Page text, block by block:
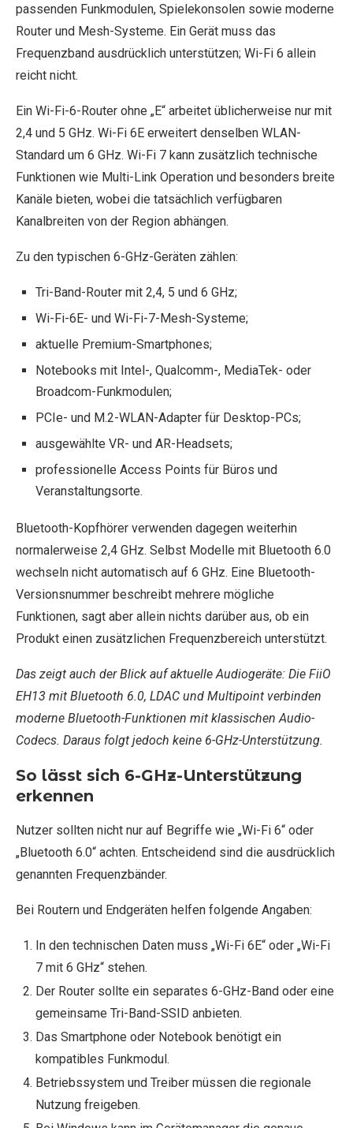
passenden Funkmodulen, Spielekonsolen sowie moderne
Router und Mesh-Systeme. Ein Gerät muss das
Frequenzband ausdrücklich unterstützen; Wi-Fi 6 allein
reicht nicht.
Ein Wi-Fi-6-Router ohne „E“ arbeitet üblicherweise nur mit
2,4 und 5 GHz. Wi-Fi 6E erweitert denselben WLAN-
Standard um 6 GHz. Wi-Fi 7 kann zusätzlich technische
Funktionen wie Multi-Link Operation und besonders breite
Kanäle bieten, wobei die tatsächlich verfügbaren
Kanalbreiten von der Region abhängen.
Zu den typischen 6-GHz-Geräten zählen:
Tri-Band-Router mit 2,4, 5 und 6 GHz;
Wi-Fi-6E- und Wi-Fi-7-Mesh-Systeme;
aktuelle Premium-Smartphones;
Notebooks mit Intel-, Qualcomm-, MediaTek- oder
Broadcom-Funkmodulen;
PCIe- und M.2-WLAN-Adapter für Desktop-PCs;
ausgewählte VR- und AR-Headsets;
professionelle Access Points für Büros und
Veranstaltungsorte.
Bluetooth-Kopfhörer verwenden dagegen weiterhin
normalerweise 2,4 GHz. Selbst Modelle mit Bluetooth 6.0
wechseln nicht automatisch auf 6 GHz. Eine Bluetooth-
Versionsnummer beschreibt mehrere mögliche
Funktionen, sagt aber allein nichts darüber aus, ob ein
Produkt einen zusätzlichen Frequenzbereich unterstützt.
Das zeigt auch der Blick auf aktuelle Audiogeräte: Die FiiO
EH13 mit Bluetooth 6.0, LDAC und Multipoint verbinden
moderne Bluetooth-Funktionen mit klassischen Audio-
Codecs. Daraus folgt jedoch keine 6-GHz-Unterstützung.
So lässt sich 6-GHz-Unterstützung
erkennen
Nutzer sollten nicht nur auf Begriffe wie „Wi-Fi 6“ oder
„Bluetooth 6.0“ achten. Entscheidend sind die ausdrücklich
genannten Frequenzbänder.
Bei Routern und Endgeräten helfen folgende Angaben:
In den technischen Daten muss „Wi-Fi 6E“ oder „Wi-Fi
7 mit 6 GHz“ stehen.
Der Router sollte ein separates 6-GHz-Band oder eine
gemeinsame Tri-Band-SSID anbieten.
Das Smartphone oder Notebook benötigt ein
kompatibles Funkmodul.
Betriebssystem und Treiber müssen die regionale
Nutzung freigeben.